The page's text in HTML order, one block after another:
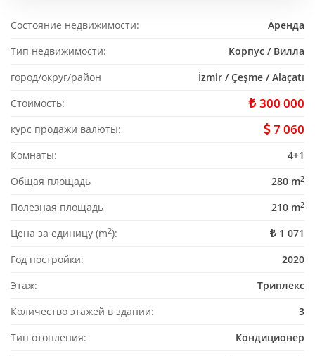
Состояние недвижимости:
Аренда
Тип недвижимости:
Корпус / Вилла
город/округ/район
İzmir / Çeşme / Alaçatı
Стоимость:
300 000
курс продажи валюты: 7 060
Комнаты:
4+1
Общая площадь
280 m2
Полезная площадь 210 m2
Цена за единицу (m2):
1 071
Год постройки:
2020
Этаж:
Триплекс
Количество этажей в здании:
3
Тип отопления:
Кондиционер